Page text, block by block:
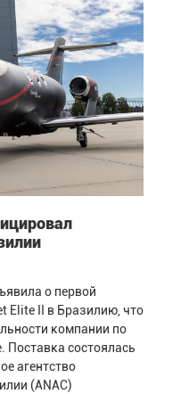
о первой
Elite II в Бразилию, что
компании по
состоялась
агентство
(ANAC)